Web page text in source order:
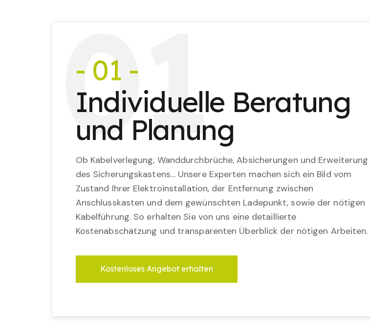
01
- 01 -
Individuelle Beratung
und Planung
Ob Kabelverlegung, Wanddurchbrüche, Absicherungen und Erweiterung
des Sicherungskastens… Unsere Experten machen sich ein Bild vom
Zustand Ihrer Elektroinstallation, der Entfernung zwischen
Anschlusskasten und dem gewünschten Ladepunkt, sowie der nötigen
Kabelführung. So erhalten Sie von uns eine detaillierte
Kostenabschätzung und transparenten Überblick der nötigen Arbeiten.
Kostenloses Angebot erhalten